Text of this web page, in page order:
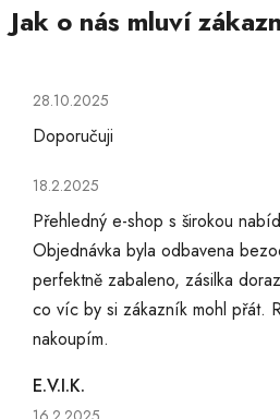
Hodnocení obchodu je 5 z 5
28.10.2025
Doporučuji
Hodnocení obchodu je 5 z 5
18.2.2025
Přehledný e-shop s širokou
Objednávka byla odbavena
perfektně zabaleno, zásilka
co víc by si zákazník mohl přát.
nakoupím.
E.V.I.K.
Hodnocení obchodu je 5 z 5